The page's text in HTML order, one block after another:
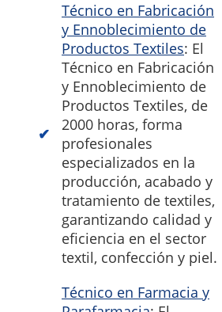
Técnico en Fabricación
y Ennoblecimiento de
Productos Textiles: El
Técnico en Fabricación
y Ennoblecimiento de
Productos Textiles, de
2000 horas, forma
profesionales
especializados en la
producción, acabado y
tratamiento de textiles,
garantizando calidad y
eficiencia en el sector
textil, confección y piel.
Técnico en Farmacia y